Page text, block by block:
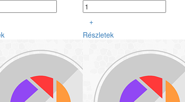
+
Részletek